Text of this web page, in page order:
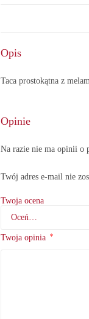
Opis
Taca prostokątna z
Opinie
Na razie nie ma opinii o
Twój adres e-mail nie
Twoja ocena
Twoja opinia *